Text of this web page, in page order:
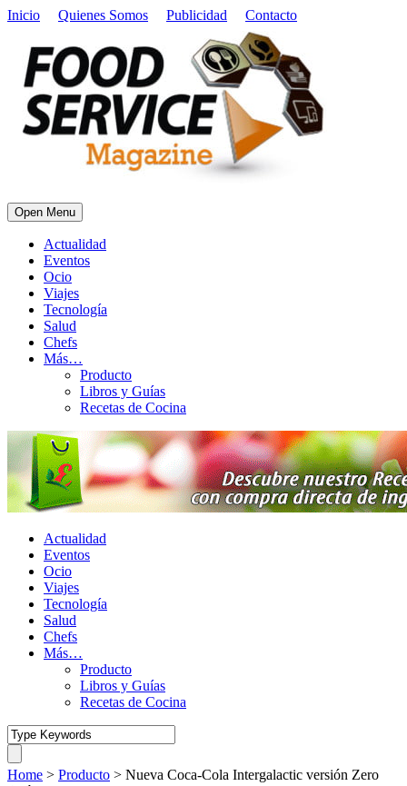
Inicio Quienes Somos Publicidad Contacto
Open Menu
Actualidad
Eventos
Ocio
Viajes
Tecnología
Salud
Chefs
Más…
Producto
Libros y Guías
Recetas de Cocina
Actualidad
Eventos
Ocio
Viajes
Tecnología
Salud
Chefs
Más…
Producto
Libros y Guías
Recetas de Cocina
Home > Producto > Nueva Coca-Cola Intergalactic versión Zero